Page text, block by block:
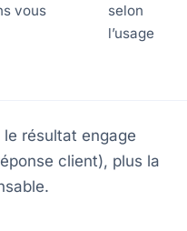
vous
selon
l’usage
le résultat engage
client), plus la